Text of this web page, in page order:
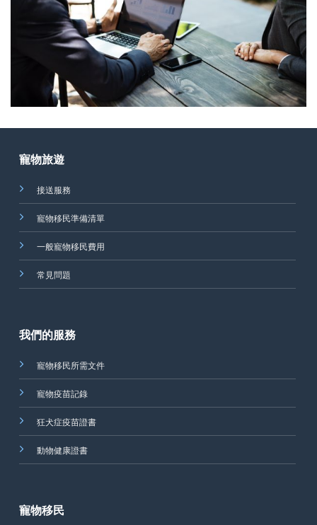
寵物旅遊
接送服務
寵物移民準備清單
一般寵物移民費用
常見問題
我們的服務
寵物移民所需文件
寵物疫苗記錄
狂犬症疫苗證書
動物健康證書
寵物移民